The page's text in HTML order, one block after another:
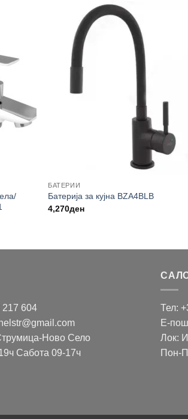
БАТЕРИИ
Батерија за кујна BZA4BLB
4,270ден
217 604
Ново Село
Сабота 09-17ч
Тел:
Е-
Лок:
Пон-